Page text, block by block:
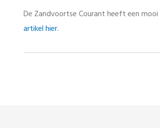
De Zandvoortse Courant heeft een
artikel hier.